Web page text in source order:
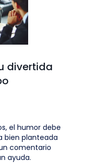
divertida
el humor debe
bien planteada
comentario
ayuda.